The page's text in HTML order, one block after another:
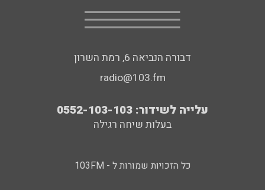
דבורה הנביאה 6, רמת השרון
radio@103.fm
עלייה לשידור: 0552-103-103
בעלות שיחה רגילה
כל הזכויות שמורות ל - 103FM